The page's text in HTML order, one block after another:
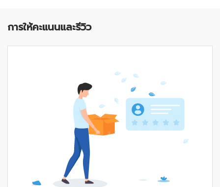
การให้คะแนนและรีวิว